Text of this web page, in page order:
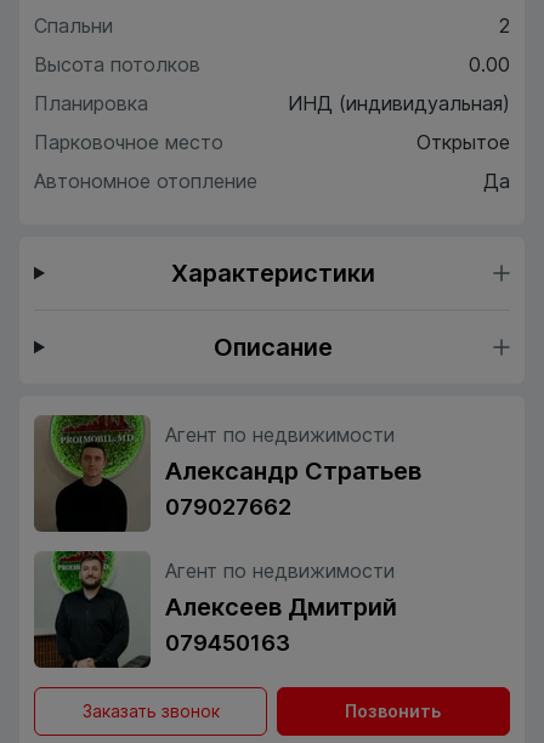
Спальни
2
Высота потолков
0.00
Планировка
ИНД (индивидуальная)
Парковочное место
Открытое
Автономное отопление
Да
Характеристики
Описание
Агент по недвижимости
Александр Стратьев
079027662
Агент по недвижимости
Алексеев Дмитрий
079450163
Заказать звонок Позвонить